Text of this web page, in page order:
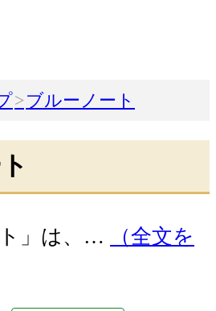
ブルーノート
ト」は、…
（全文を